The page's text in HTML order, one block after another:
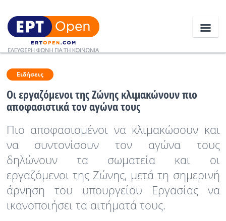
Ειδήσεις
Ελλάδα
Κοινωνία
Πολιτική
Αθλητικά
Κόσμος
Ειδήσεις
Οι εργαζόμενοι της Ζώνης κλιμακώνουν πιο
αποφασιστικά τον αγώνα τους
Πιο αποφασισμένοι να κλιμακώσουν και
να συντονίσουν τον αγώνα τους
δηλώνουν τα σωματεία και οι
εργαζόμενοι της Ζώνης, μετά τη σημερινή
άρνηση του υπουργείου Εργασίας να
ικανοποιήσει τα αιτήματά τους.